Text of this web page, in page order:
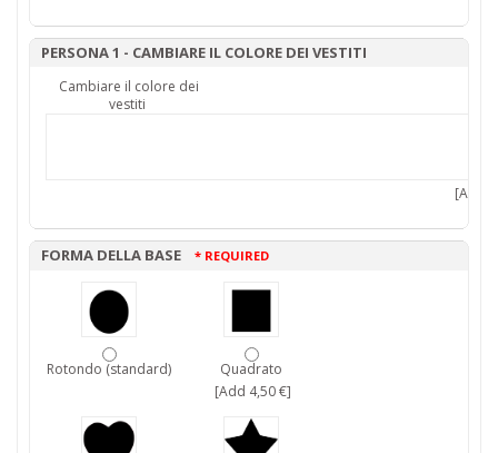
PERSONA 1 - CAMBIARE IL COLORE DEI VESTITI
Cambiare il colore dei
vestiti
[Add
FORMA DELLA BASE * REQUIRED
Rotondo (standard)
Quadrato
[Add 4,50 €]